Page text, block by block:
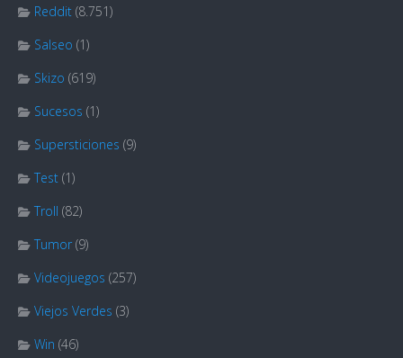
Reddit (8.751)
Salseo (1)
Skizo (619)
Sucesos (1)
Supersticiones (9)
Test (1)
Troll (82)
Tumor (9)
Videojuegos (257)
Viejos Verdes (3)
Win (46)